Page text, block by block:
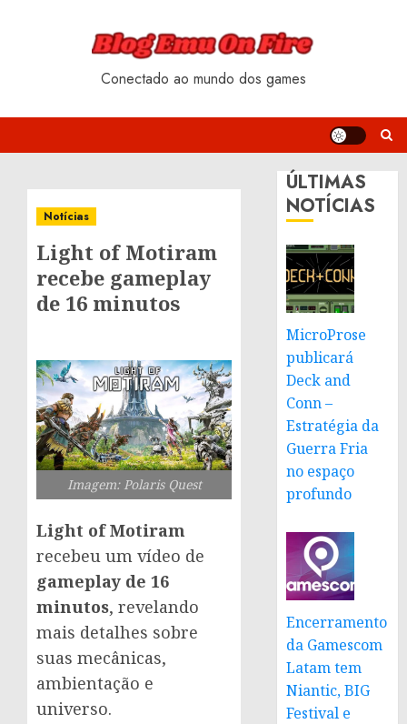
Conectado ao mundo dos games
Notícias
Light of Motiram
recebe gameplay
de 16 minutos
Imagem: Polaris Quest
Light of Motiram
recebeu um vídeo de
gameplay de 16
minutos, revelando
mais detalhes sobre
suas mecânicas,
ambientação e
universo.
ÚLTIMAS
NOTÍCIAS
MicroProse
publicará
Deck and
Conn –
Estratégia da
Guerra Fria
no espaço
profundo
Encerramento
da Gamescom
Latam tem
Niantic, BIG
Festival e